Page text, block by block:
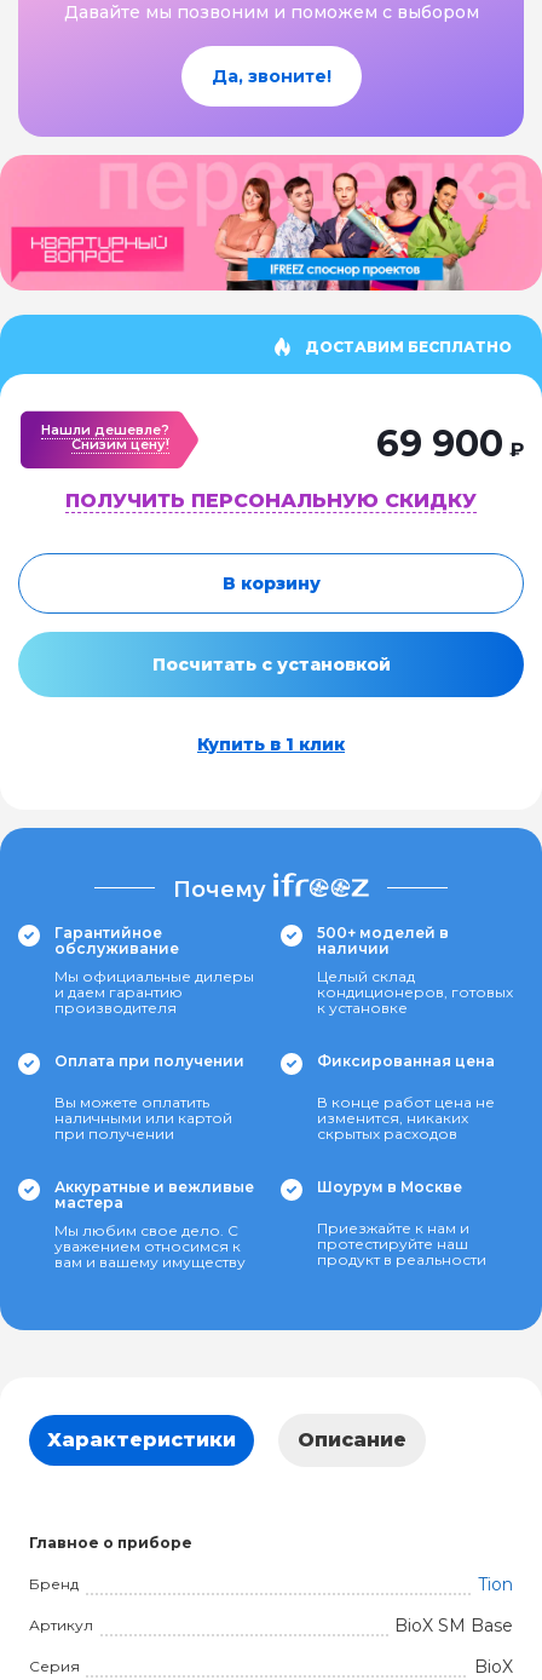
Давайте мы позвоним и поможем с выбором
Да, звоните!
ДОСТАВИМ БЕСПЛАТНО
Нашли дешевле?
Cнизим цену!
69 900 ₽
ПОЛУЧИТЬ ПЕРСОНАЛЬНУЮ СКИДКУ
В корзину
Посчитать с установкой
Купить в 1 клик
Почему
Гарантийное
обслуживание
Мы официальные дилеры
и даем гарантию
производителя
500+ моделей в
наличии
Целый склад
кондиционеров, готовых
к установке
Оплата при получении
Вы можете оплатить
наличными или картой
при получении
Фиксированная цена
В конце работ цена не
изменится, никаких
скрытых расходов
Аккуратные и вежливые
мастера
Мы любим свое дело. С
уважением относимся к
вам и вашему имуществу
Шоурум в Москве
Приезжайте к нам и
протестируйте наш
продукт в реальности
Характеристики Описание
Главное о приборе
Бренд Tion
Артикул BioX SM Base
Серия BioX